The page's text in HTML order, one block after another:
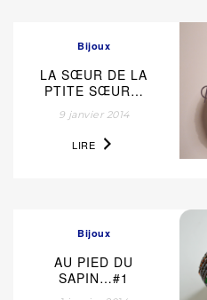
Bijoux
LA SŒUR DE LA
PTITE SŒUR…
9 janvier 2014
LIRE
Bijoux
AU PIED DU
SAPIN…#1